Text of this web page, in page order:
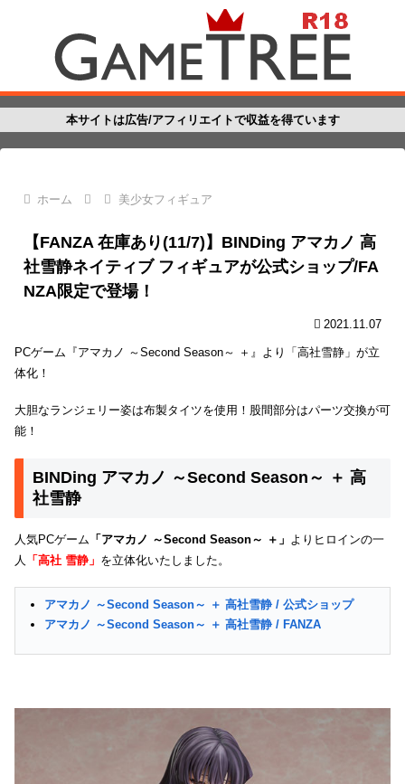
本サイトは広告/アフィリエイトで収益を得ています
ホーム 美少女フィギュア
【FANZA 在庫あり(11/7)】BINDing アマカノ 高
社雪静ネイティブ フィギュアが公式ショップ/FA
NZA限定で登場！
2021.11.07
PCゲーム『アマカノ ～Second Season～ ＋』より「高社雪静」が立
体化！
大胆なランジェリー姿は布製タイツを使用！股間部分はパーツ交換が可
能！
BINDing アマカノ ～Second Season～ ＋ 高
社雪静
人気PCゲーム 「アマカノ ～Second Season～ ＋」 よりヒロインの一
人 「高社 雪静」 を立体化いたしました。
アマカノ ～Second Season～ ＋ 高社雪静 / 公式ショップ
アマカノ ～Second Season～ ＋ 高社雪静 / FANZA